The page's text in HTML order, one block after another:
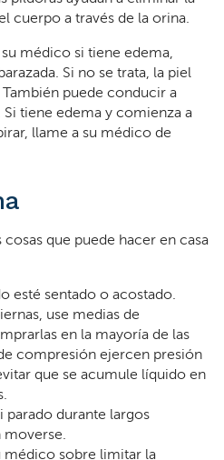
cuerpo a través de la orina.
médico si tiene edema,
Si no se trata, la piel
puede conducir a
tiene edema y comienza a
llame a su médico de
cosas que puede hacer en casa
esté sentado o acostado.
use medias de
en la mayoría de las
compresión ejercen presión
que se acumule líquido en
parado durante largos
moverse.
médico sobre limitar la